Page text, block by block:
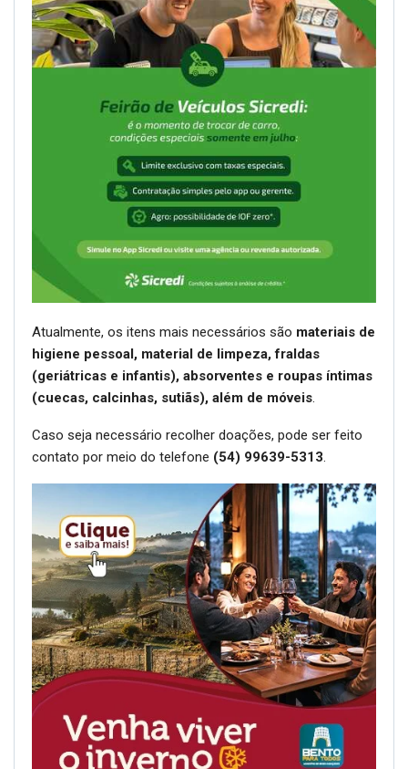
Atualmente, os itens mais necessários são materiais de
higiene pessoal, material de limpeza, fraldas
(geriátricas e infantis), absorventes e roupas íntimas
(cuecas, calcinhas, sutiãs), além de móveis.
Caso seja necessário recolher doações, pode ser feito
contato por meio do telefone (54) 99639-5313.